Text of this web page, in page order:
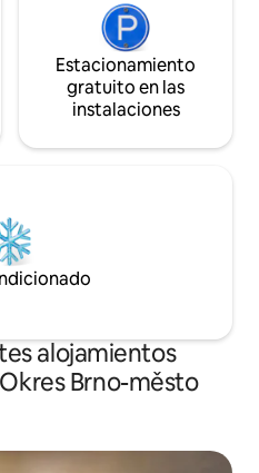
Estacionamiento
gratuito en las
instalaciones
alojamientos
Brno-město